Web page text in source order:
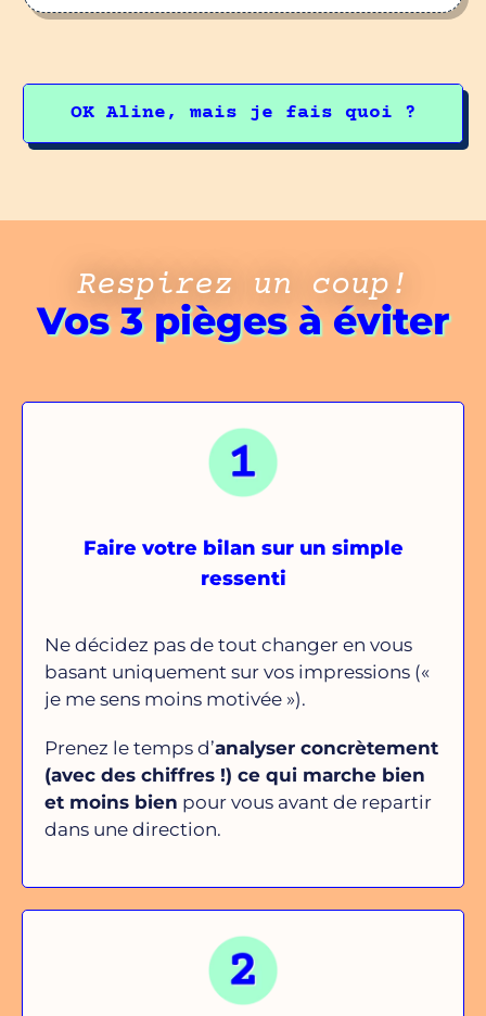
OK Aline, mais je fais quoi ?
Respirez un coup!
Vos 3 pièges à éviter
Faire votre bilan sur un simple
ressenti
Ne décidez pas de tout changer en vous
basant uniquement sur vos impressions («
je me sens moins motivée »).
Prenez le temps d’analyser concrètement
(avec des chiffres !) ce qui marche bien
et moins bien pour vous avant de repartir
dans une direction.